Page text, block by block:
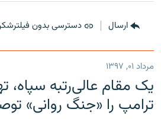
ارسال دسترسی بدون
مرداد ۰۱, ۱۳۹۷
یک مقام عالی‌رتبه سپاه،
ترامپ را «جنگ روانی»